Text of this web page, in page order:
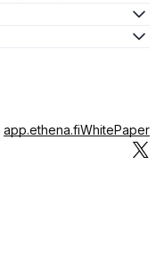
app.ethena.fiWhitePaper